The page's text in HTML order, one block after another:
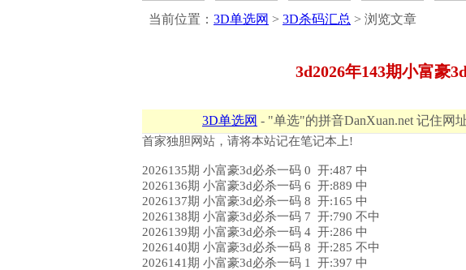
当前位置： 3D单选网 > 3D杀码汇总 > 浏览文章
3d2026年143期小富豪
3D单选网 - "单选"的拼音DanXuan.net 记住网
首家独胆网站，请将本站记在笔记本上!
2026135期 小富豪3d必杀一码 0 开:487 中
2026136期 小富豪3d必杀一码 6 开:889 中
2026137期 小富豪3d必杀一码 8 开:165 中
2026138期 小富豪3d必杀一码 7 开:790 不中
2026139期 小富豪3d必杀一码 4 开:286 中
2026140期 小富豪3d必杀一码 8 开:285 不中
2026141期 小富豪3d必杀一码 1 开:397 中